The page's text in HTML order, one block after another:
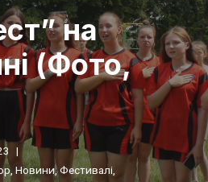
на
(Фото,
, Новини,Фестивалі,